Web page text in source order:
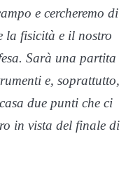
e cercheremo di
la fisicità e il nostro
Sarà una partita
e, soprattutto,
due punti che ci
in vista del finale di